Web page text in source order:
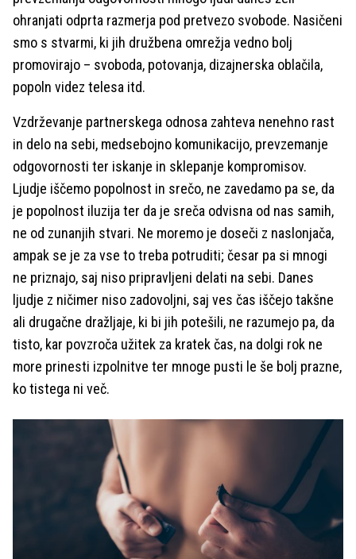
ohranjati odprta razmerja pod pretvezo svobode. Nasičeni
smo s stvarmi, ki jih družbena omrežja vedno bolj
promovirajo – svoboda, potovanja, dizajnerska oblačila,
popoln videz telesa itd.
Vzdrževanje partnerskega odnosa zahteva nenehno rast
in delo na sebi, medsebojno komunikacijo, prevzemanje
odgovornosti ter iskanje in sklepanje kompromisov.
Ljudje iščemo popolnost in srečo, ne zavedamo pa se, da
je popolnost iluzija ter da je sreča odvisna od nas samih,
ne od zunanjih stvari. Ne moremo je doseči z naslonjača,
ampak se je za vse to treba potruditi; česar pa si mnogi
ne priznajo, saj niso pripravljeni delati na sebi. Danes
ljudje z ničimer niso zadovoljni, saj ves čas iščejo takšne
ali drugačne dražljaje, ki bi jih potešili, ne razumejo pa, da
tisto, kar povzroča užitek za kratek čas, na dolgi rok ne
more prinesti izpolnitve ter mnoge pusti le še bolj prazne,
ko tistega ni več.